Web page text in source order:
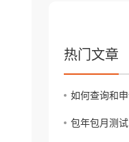
热门文章
包年包月测试